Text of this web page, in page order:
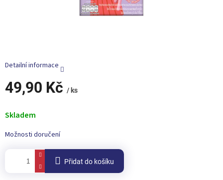
49,90 Kč / ks
cena:
Skladem
Možnosti doručení
Přidat do košíku
Detailní informace